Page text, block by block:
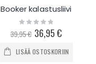
Booker kalastusliivi
Rating:
39,95 € Special
Price
36,95 €
LISÄÄ OSTOSKORIIN